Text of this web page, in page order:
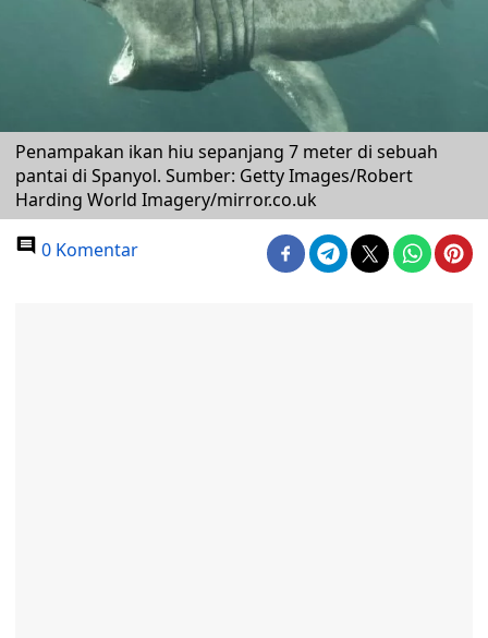
Penampakan ikan hiu sepanjang 7 meter di sebuah
pantai di Spanyol. Sumber: Getty Images/Robert
Harding World Imagery/mirror.co.uk
0 Komentar